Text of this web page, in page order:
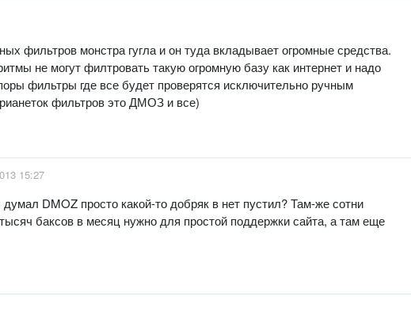
фильтров монстра гугла и он туда вкладывает огромные средства.
не могут филтровать такую огромную базу как интернет и надо
фильтры где все будет проверятся исключительно ручным
фильтров это ДМОЗ и все)
15:27
DMOZ просто какой-то добряк в нет пустил? Там-же сотни
баксов в месяц нужно для простой поддержки сайта, а там еще